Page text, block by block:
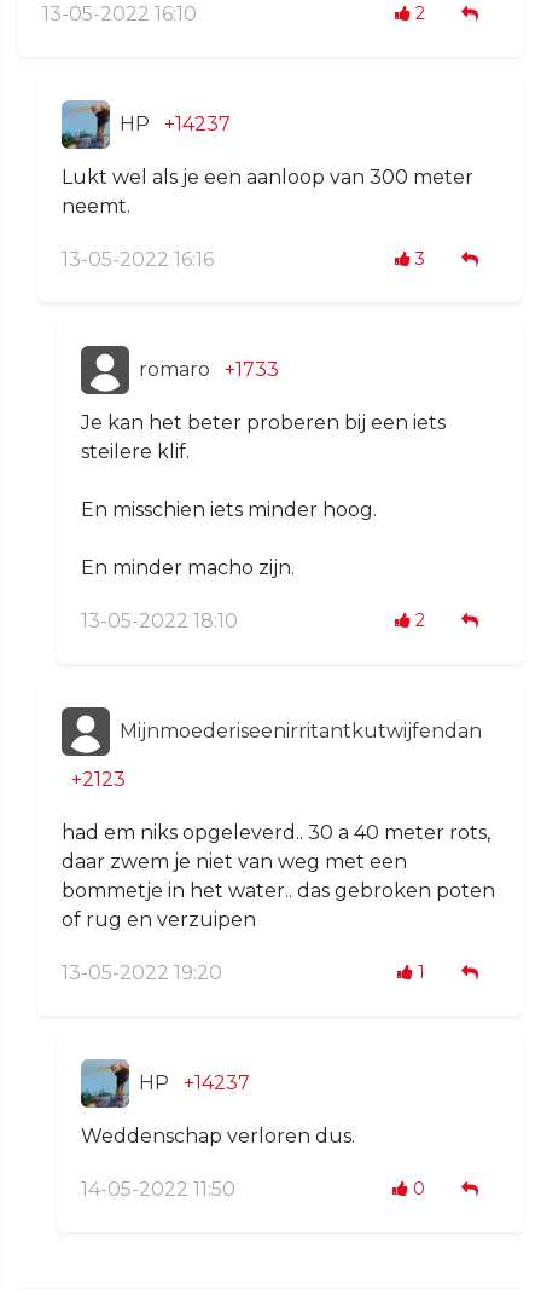
13-05-2022 16:10 2
HP +14237
Lukt wel als je een aanloop van 300 meter
neemt.
13-05-2022 16:16 3
romaro +1733
Je kan het beter proberen bij een iets
steilere klif.
En misschien iets minder hoog.
En minder macho zijn.
13-05-2022 18:10 2
Mijnmoederiseenirritantkutwijfendan
+2123
had em niks opgeleverd.. 30 a 40 meter rots,
daar zwem je niet van weg met een
bommetje in het water.. das gebroken poten
of rug en verzuipen
13-05-2022 19:20 1
HP +14237
Weddenschap verloren dus.
14-05-2022 11:50 0